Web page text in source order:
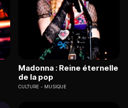
Madonna : Reine éternelle
de la pop
CULTURE MUSIQUE